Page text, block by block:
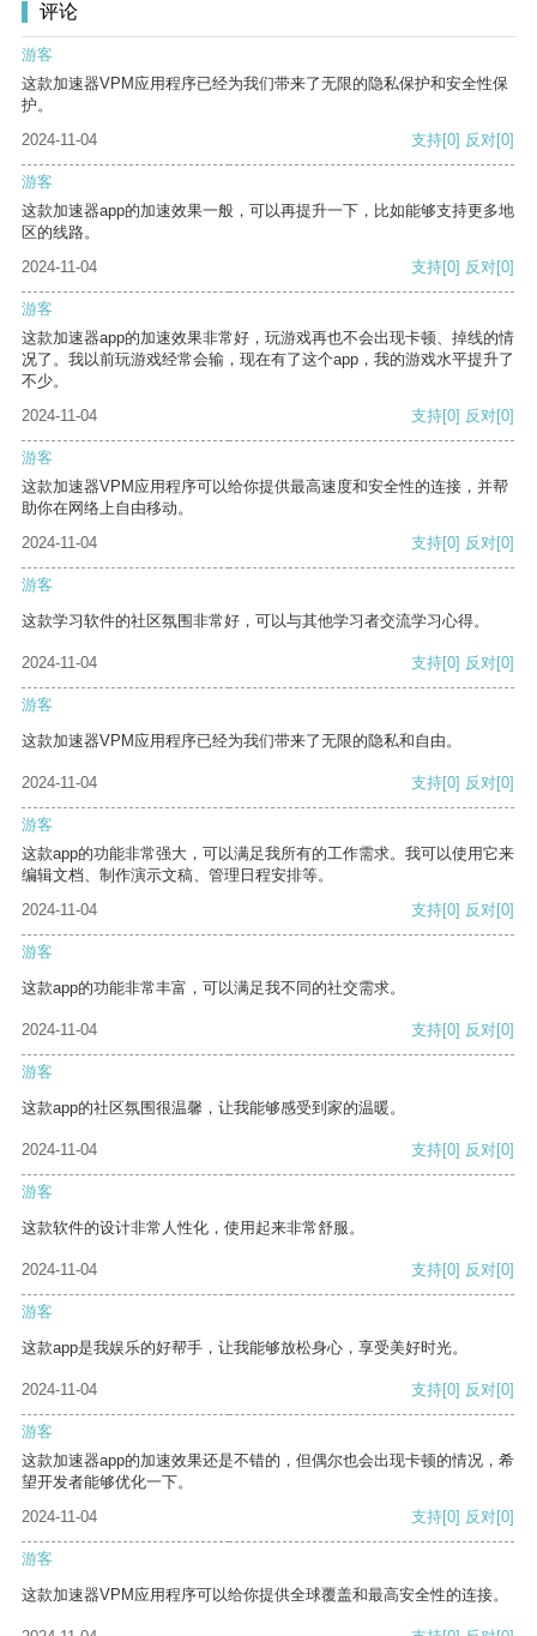
评论
游客
这款加速器VPM应用程序已经为我们带来了无限的隐私保护和安全性保
护。
2024-11-04
支持[0] 反对[0]
游客
这款加速器app的加速效果一般，可以再提升一下，比如能够支持更多地
区的线路。
2024-11-04
支持[0] 反对[0]
游客
这款加速器app的加速效果非常好，玩游戏再也不会出现卡顿、掉线的情
况了。我以前玩游戏经常会输，现在有了这个app，我的游戏水平提升了
不少。
2024-11-04
支持[0] 反对[0]
游客
这款加速器VPM应用程序可以给你提供最高速度和安全性的连接，并帮
助你在网络上自由移动。
2024-11-04
支持[0] 反对[0]
游客
这款学习软件的社区氛围非常好，可以与其他学习者交流学习心得。
2024-11-04 支持[0] 反对[0]
游客
这款加速器VPM应用程序已经为我们带来了无限的隐私和自由。
2024-11-04 支持[0] 反对[0]
游客
这款app的功能非常强大，可以满足我所有的工作需求。我可以使用它来
编辑文档、制作演示文稿、管理日程安排等。
2024-11-04
支持[0] 反对[0]
游客
这款app的功能非常丰富，可以满足我不同的社交需求。
2024-11-04 支持[0] 反对[0]
游客
这款app的社区氛围很温馨，让我能够感受到家的温暖。
2024-11-04 支持[0] 反对[0]
游客
这款软件的设计非常人性化，使用起来非常舒服。
2024-11-04 支持[0] 反对[0]
游客
这款app是我娱乐的好帮手，让我能够放松身心，享受美好时光。
2024-11-04 支持[0] 反对[0]
游客
这款加速器app的加速效果还是不错的，但偶尔也会出现卡顿的情况，希
望开发者能够优化一下。
2024-11-04
支持[0] 反对[0]
游客
这款加速器VPM应用程序可以给你提供全球覆盖和最高安全性的连接。